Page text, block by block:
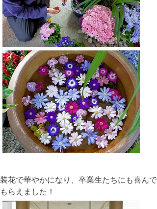
装花で華やかになり、卒業生たちにも喜んで
もらえました！